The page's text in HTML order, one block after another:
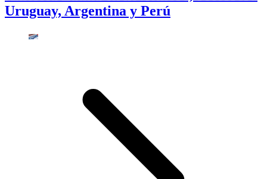
Uruguay, Argentina y Perú